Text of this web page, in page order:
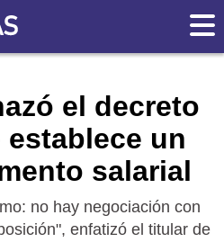
el decreto
establece un
salarial
no hay negociación con
enfatizó el titular de